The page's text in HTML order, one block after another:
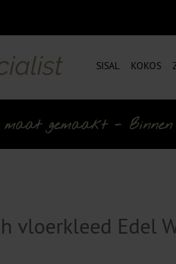
SISAL KOKOS
maat gemaakt - Binnen
vloerkleed Edel